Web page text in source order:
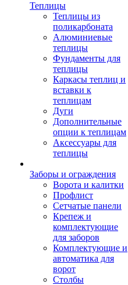
Теплицы
Теплицы из
поликарбоната
Алюминиевые
теплицы
Фундаменты для
теплицы
Каркасы теплиц и
вставки к
теплицам
Дуги
Дополнительные
опции к теплицам
Аксессуары для
теплицы
Заборы и ограждения
Ворота и калитки
Профлист
Сетчатые панели
Крепеж и
комплектующие
для заборов
Комплектующие и
автоматика для
ворот
Столбы